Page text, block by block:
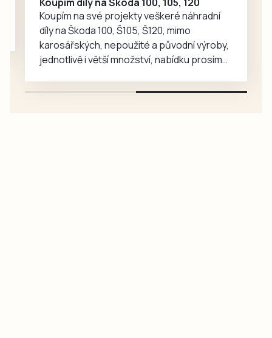
Koupím na své projekty veškeré náhradní
díly na Škoda 100, Š105, Š120, mimo
karosářských, nepoužité a původní výroby,
jednotlivě i větší množství, nabídku prosím